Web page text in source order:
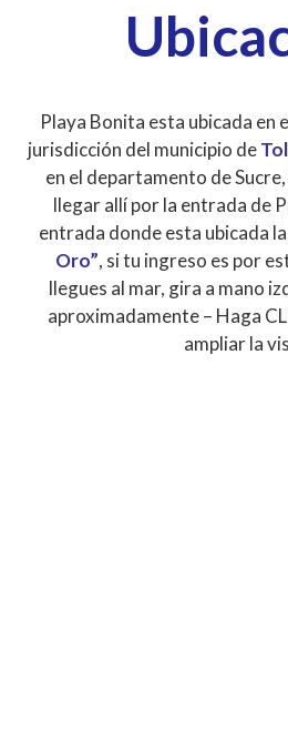
Playa Bonita esta ubicada en
jurisdicción del municipio de
en el departamento de
llegar allí por la entrada de
entrada donde esta ubicada
Oro”, si tu ingreso es por
llegues al mar, gira a mano
aproximadamente – Haga
ampliar la